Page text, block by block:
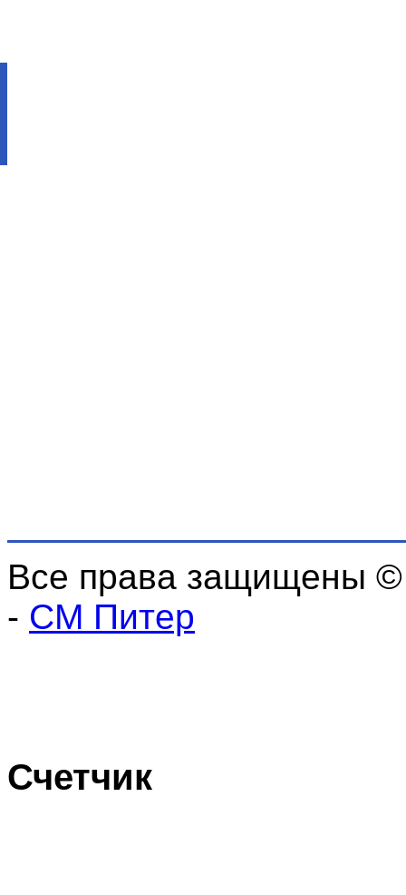
Все права защищены
- СМ Питер
Счетчик